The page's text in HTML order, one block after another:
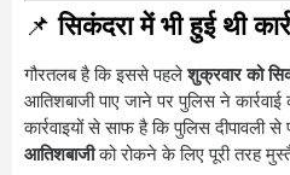
📌सिकंदरा में भी हुई थी
गौरतलब है कि इससे पहलेशुक्रवार को
आतिशबाजी पाए जाने पर पुलिस ने कार्रवाई
कार्रवाइयों से साफ है कि पुलिस दीपावली
आतिशबाजीको रोकने के लिए पूरी तरह